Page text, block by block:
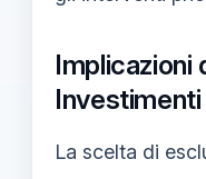
Implicazioni
Investimenti
La scelta di